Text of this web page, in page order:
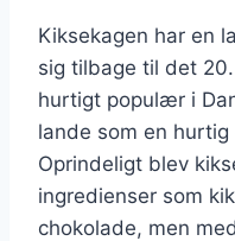
Kiksekagen har en
sig tilbage til det
hurtigt populær i
lande som en
Oprindeligt blev
ingredienser som
chokolade, men